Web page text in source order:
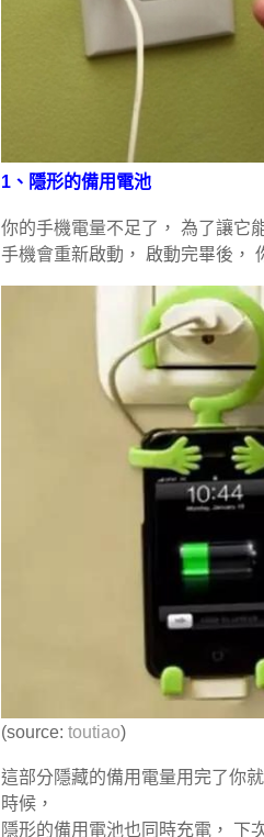
1、隱形的備用電池
你的手機電量不足了， 為了讓它
手機會重新啟動， 啟動完畢後，
(source: toutiao)
這部分隱藏的備用電量用完了你
時候，
隱形的備用電池也同時充電， 下